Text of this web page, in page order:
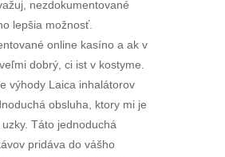
nezdokumentované
lepšia možnosť.
online kasíno a ak v
dobrý, ci ist v kostyme.
výhody Laica inhalátorov
obsluha, ktory mi je
Táto jednoduchá
pridáva do vášho